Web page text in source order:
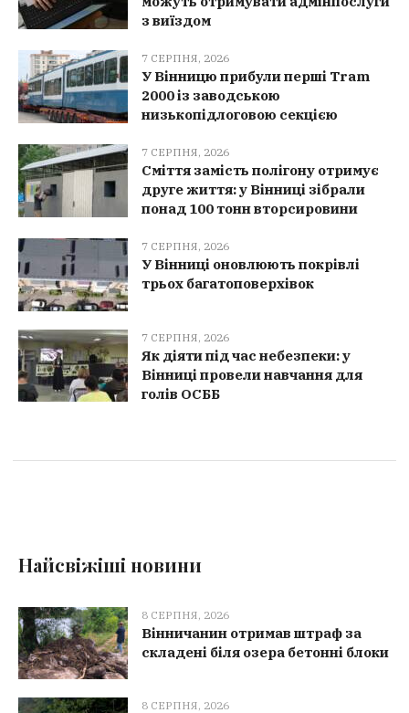
з виїздом
7 СЕРПНЯ, 2026
У Вінницю прибули перші Tram
2000 із заводською
низькопідлоговою секцією
7 СЕРПНЯ, 2026
Сміття замість полігону отримує
друге життя: у Вінниці зібрали
понад 100 тонн вторсировини
7 СЕРПНЯ, 2026
У Вінниці оновлюють покрівлі
трьох багатоповерхівок
7 СЕРПНЯ, 2026
Як діяти під час небезпеки: у
Вінниці провели навчання для
голів ОСББ
Найсвіжіші новини
8 СЕРПНЯ, 2026
Вінничанин отримав штраф за
складені біля озера бетонні блоки
8 СЕРПНЯ, 2026